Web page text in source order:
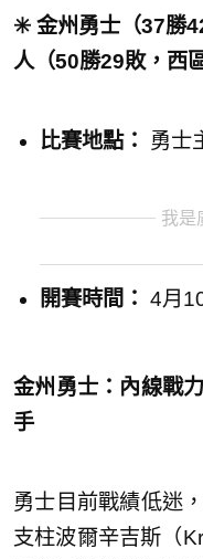
✳️ 金州勇士（37勝
人（50勝29敗，西
比賽地點： 勇士
我是
開賽時間： 4月
金州勇士：內線戰
手
勇士目前戰績低迷
支柱波爾辛吉斯（